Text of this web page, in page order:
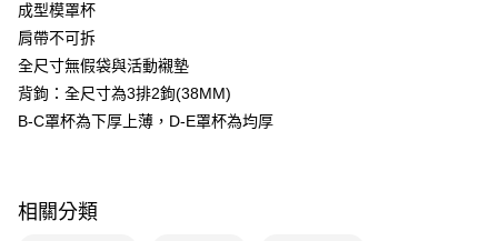
【「AFTEE先享後付」結帳流程】
１．於結帳方式選擇「AFTEE先享後付」後，將跳轉至「AFTEE先享後付」
結帳頁面，進行簡訊認證並確認金額後，即可完成結帳。
３．收到繳費通知簡訊後14天內，點擊此簡訊中的連結，可透過四大超商／
ATM／網路銀行／等多元方式進行付款，方視為交易完成。
※ 交易是否成功請以「AFTEE先享後付 」之結帳頁面顯示為準，若有關於
是否繳費成功／繳費後需取消欲退款等相關疑問，請聯繫「AFTEE先享後付
每筆NT$90，滿NT$888(含以上)免運費
付款後全家取貨$888免運-以PackAge+配客嘉循環箱包裝寄出
每筆NT$90，滿NT$888(含以上)免運費
萊爾富取貨付款
付款後萊爾富取貨
成型模罩杯
肩帶不可拆
全尺寸無假袋與活動襯墊
背鉤：全尺寸為3排2鉤(38MM)
B-C罩杯為下厚上薄，D-E罩杯為均厚
相關分類